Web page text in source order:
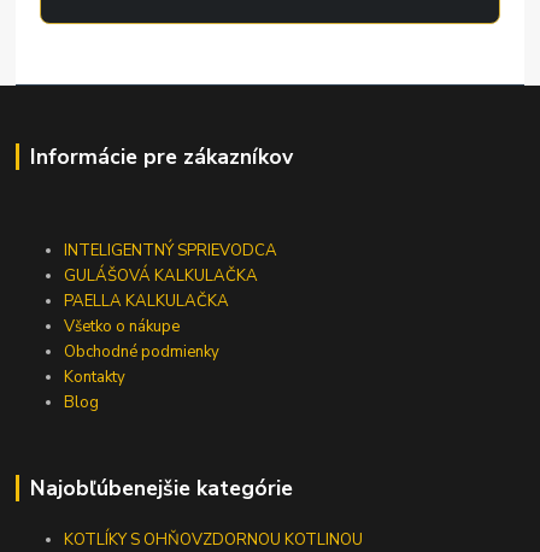
Informácie pre zákazníkov
INTELIGENTNÝ SPRIEVODCA
GULÁŠOVÁ KALKULAČKA
PAELLA KALKULAČKA
Všetko o nákupe
Obchodné podmienky
Kontakty
Blog
Najobľúbenejšie kategórie
KOTLÍKY S OHŇOVZDORNOU KOTLINOU